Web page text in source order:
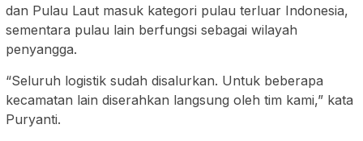
dan Pulau Laut masuk kategori pulau terluar Indonesia,
sementara pulau lain berfungsi sebagai wilayah
penyangga.
“Seluruh logistik sudah disalurkan. Untuk beberapa
kecamatan lain diserahkan langsung oleh tim kami,” kata
Puryanti.